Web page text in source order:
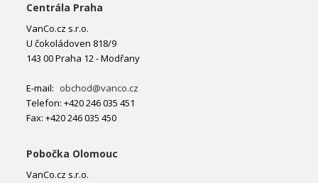
Centrála Praha
VanCo.cz s.r.o.
U čokoládoven 818/9
143 00 Praha 12 - Modřany
E-mail: obchod@vanco.cz
Telefon: +420 246 035 451
Fax: +420 246 035 450
Pobočka Olomouc
VanCo.cz s.r.o.